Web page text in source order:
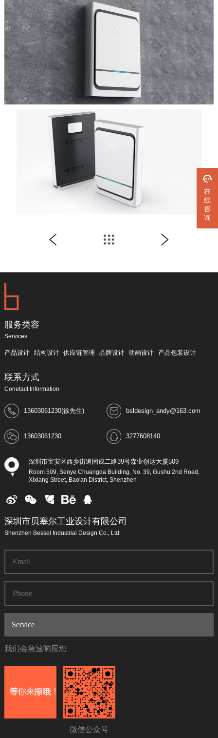
在
线
咨
询
服务类容
Services
产品设计 结构设计 供应链管理 品牌设计 动画设计 产品包装设计
联系方式
Conetact Information
13603061230(徐先生) bsldesign_andy@163.com
13603061230 3277608140
深圳市宝安区西乡街道固戍二路39号森业创达大厦509
Room 509, Senye Chuangda Building, No. 39, Gushu 2nd Road,
Xixiang Street, Bao'an District, Shenzhen
深圳市贝塞尔工业设计有限公司
Shenzhen Bessel Industrial Design Co., Ltd.
我们会急速响应您
微信公众号